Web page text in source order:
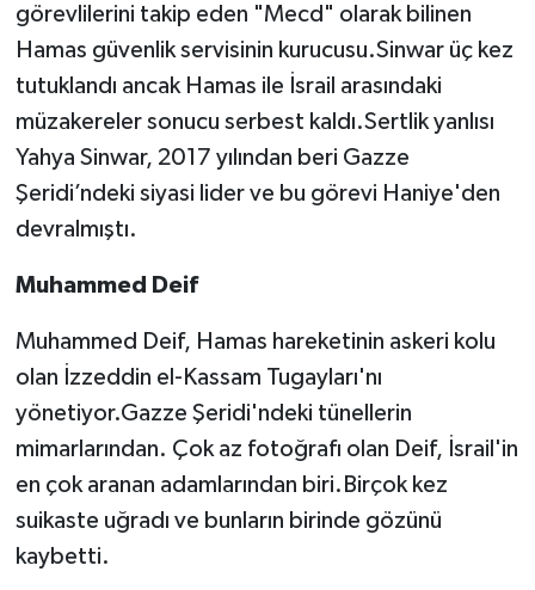
görevlilerini takip eden "Mecd" olarak bilinen
Hamas güvenlik servisinin kurucusu.Sinwar üç kez
tutuklandı ancak Hamas ile İsrail arasındaki
müzakereler sonucu serbest kaldı.Sertlik yanlısı
Yahya Sinwar, 2017 yılından beri Gazze
Şeridi’ndeki siyasi lider ve bu görevi Haniye'den
devralmıştı.
Muhammed Deif
Muhammed Deif, Hamas hareketinin askeri kolu
olan İzzeddin el-Kassam Tugayları'nı
yönetiyor.Gazze Şeridi'ndeki tünellerin
mimarlarından. Çok az fotoğrafı olan Deif, İsrail'in
en çok aranan adamlarından biri.Birçok kez
suikaste uğradı ve bunların birinde gözünü
kaybetti.